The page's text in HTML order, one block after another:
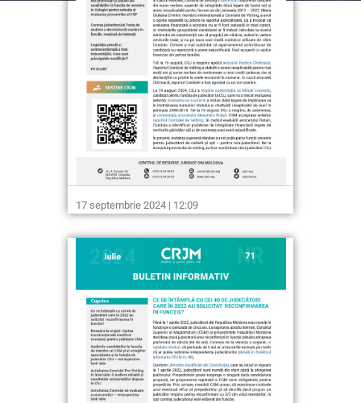
17 septembrie 2024 | 12:09